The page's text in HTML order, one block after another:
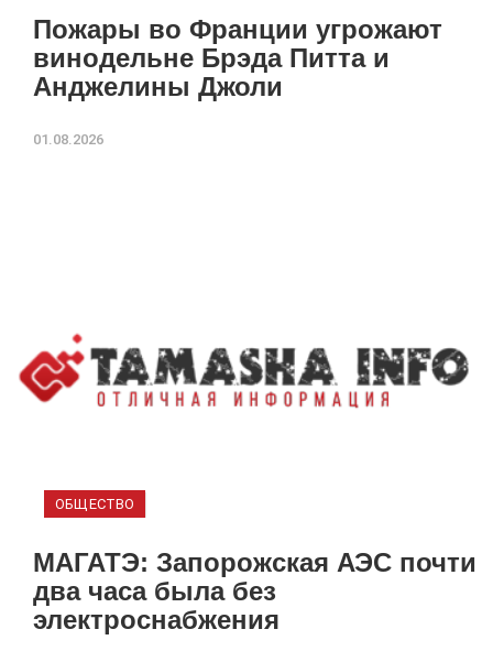
Пожары во Франции угрожают
винодельне Брэда Питта и
Анджелины Джоли
01.08.2026
ОБЩЕСТВО
МАГАТЭ: Запорожская АЭС почти
два часа была без
электроснабжения